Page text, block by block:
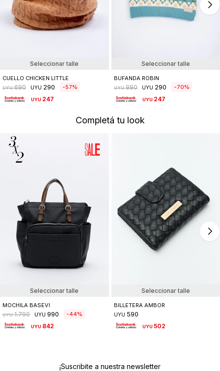
Seleccionar talle
CUELLO CHICKEN LITTLE
UYU 690 UYU 290 57
UYU 247
Seleccionar talle
BUFANDA ROBIN
UYU 990 UYU 290 70
UYU 247
Completá tu look
Seleccionar talle
MOCHILA BASEVI
UYU 1.790 UYU 990 44
UYU 842
Seleccionar talle
BILLETERA AMBOR
UYU 590
UYU 502
¡Suscribite a nuestra newsletter